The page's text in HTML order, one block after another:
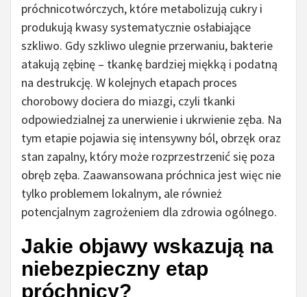
próchnicotwórczych, które metabolizują cukry i
produkują kwasy systematycznie osłabiające
szkliwo. Gdy szkliwo ulegnie przerwaniu, bakterie
atakują zębinę – tkankę bardziej miękką i podatną
na destrukcję. W kolejnych etapach proces
chorobowy dociera do miazgi, czyli tkanki
odpowiedzialnej za unerwienie i ukrwienie zęba. Na
tym etapie pojawia się intensywny ból, obrzęk oraz
stan zapalny, który może rozprzestrzenić się poza
obręb zęba. Zaawansowana próchnica jest więc nie
tylko problemem lokalnym, ale również
potencjalnym zagrożeniem dla zdrowia ogólnego.
Jakie objawy wskazują na
niebezpieczny etap
próchnicy?